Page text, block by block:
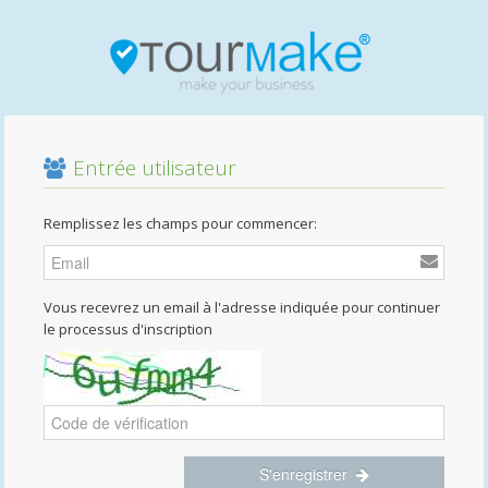
Entrée utilisateur
Remplissez les champs pour commencer:
Vous recevrez un email à l'adresse indiquée pour continuer
le processus d'inscription
S'enregistrer